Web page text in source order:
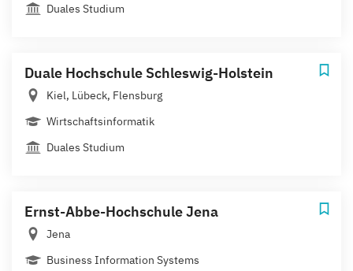
Duales Studium
Duale Hochschule Schleswig-Holstein
Kiel, Lübeck, Flensburg
Wirtschaftsinformatik
Duales Studium
Ernst-Abbe-Hochschule Jena
Jena
Business Information Systems